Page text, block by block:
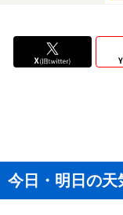
今日・明日の天